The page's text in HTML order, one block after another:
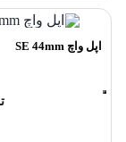
اپل واچ SE 44mm